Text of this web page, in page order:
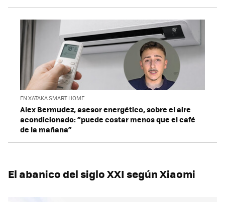
EN XATAKA SMART HOME
Alex Bermudez, asesor energético, sobre el aire
acondicionado: “puede costar menos que el café
de la mañana”
El abanico del siglo XXI según Xiaomi